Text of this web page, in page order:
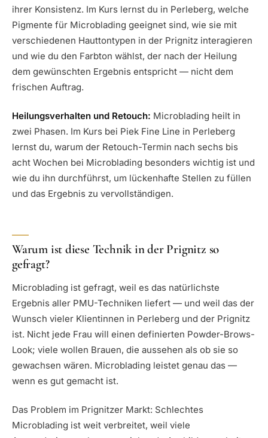
ihrer Konsistenz. Im Kurs lernst du in Perleberg, welche
Pigmente für Microblading geeignet sind, wie sie mit
verschiedenen Hauttontypen in der Prignitz interagieren
und wie du den Farbton wählst, der nach der Heilung
dem gewünschten Ergebnis entspricht — nicht dem
frischen Auftrag.
Heilungsverhalten und Retouch: Microblading heilt in
zwei Phasen. Im Kurs bei Piek Fine Line in Perleberg
lernst du, warum der Retouch-Termin nach sechs bis
acht Wochen bei Microblading besonders wichtig ist und
wie du ihn durchführst, um lückenhafte Stellen zu füllen
und das Ergebnis zu vervollständigen.
Warum ist diese Technik in der Prignitz so
gefragt?
Microblading ist gefragt, weil es das natürlichste
Ergebnis aller PMU-Techniken liefert — und weil das der
Wunsch vieler Klientinnen in Perleberg und der Prignitz
ist. Nicht jede Frau will einen definierten Powder-Brows-
Look; viele wollen Brauen, die aussehen als ob sie so
gewachsen wären. Microblading leistet genau das —
wenn es gut gemacht ist.
Das Problem im Prignitzer Markt: Schlechtes
Microblading ist weit verbreitet, weil viele